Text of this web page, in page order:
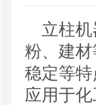
立柱
粉、建
稳定等
应用于